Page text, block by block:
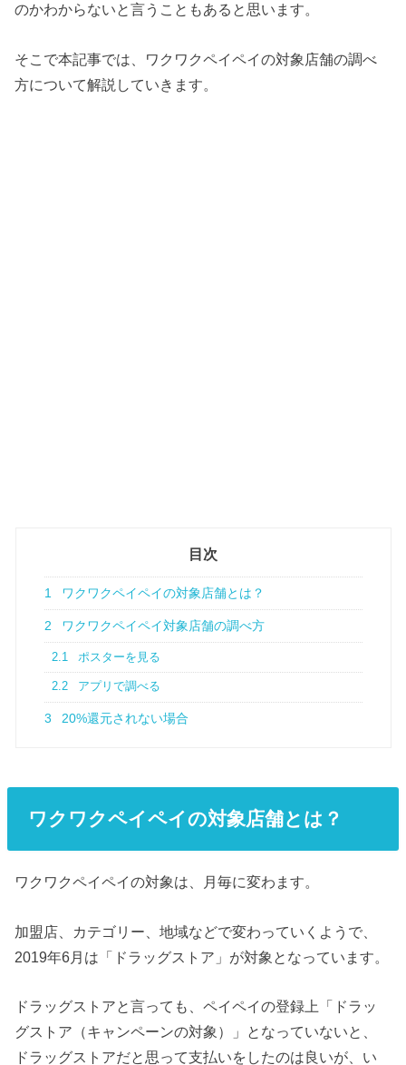
のかわからないと言うこともあると思います。
そこで本記事では、ワクワクペイペイの対象店舗の調べ
方について解説していきます。
目次
1 ワクワクペイペイの対象店舗とは？
2 ワクワクペイペイ対象店舗の調べ方
2.1 ポスターを見る
2.2 アプリで調べる
3 20%還元されない場合
ワクワクペイペイの対象店舗とは？
ワクワクペイペイの対象は、月毎に変わます。
加盟店、カテゴリー、地域などで変わっていくようで、
2019年6月は「ドラッグストア」が対象となっています。
ドラッグストアと言っても、ペイペイの登録上「ドラッ
グストア（キャンペーンの対象）」となっていないと、
ドラッグストアだと思って支払いをしたのは良いが、い